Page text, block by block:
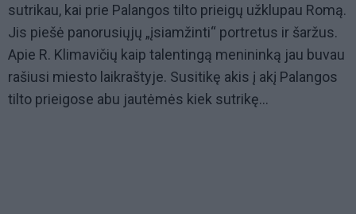
sutrikau, kai prie Palangos tilto prieigų užklupau Romą.
Jis piešė panorusiųjų „įsiamžinti“ portretus ir šaržus.
Apie R. Klimavičių kaip talentingą menininką jau buvau
rašiusi miesto laikraštyje. Susitikę akis į akį Palangos
tilto prieigose abu jautėmės kiek sutrikę...